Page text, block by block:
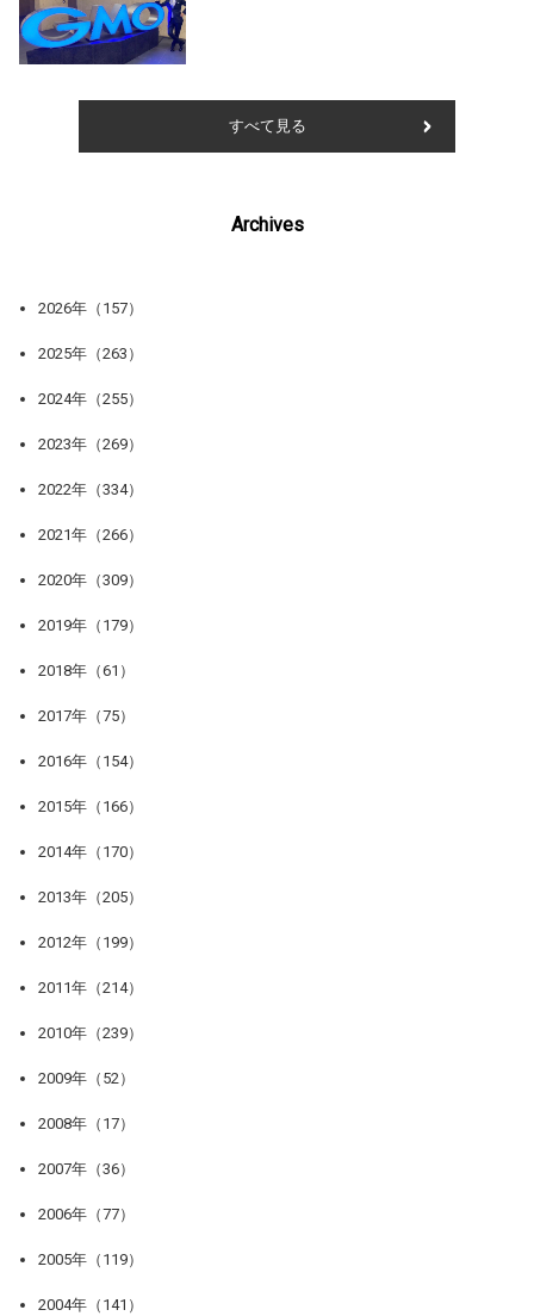
すべて見る
Archives
2026年（157）
2025年（263）
2024年（255）
2023年（269）
2022年（334）
2021年（266）
2020年（309）
2019年（179）
2018年（61）
2017年（75）
2016年（154）
2015年（166）
2014年（170）
2013年（205）
2012年（199）
2011年（214）
2010年（239）
2009年（52）
2008年（17）
2007年（36）
2006年（77）
2005年（119）
2004年（141）